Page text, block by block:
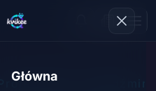
GłównaRed o